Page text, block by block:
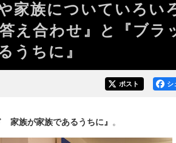
家族についていろい
え合わせ』と『ブラ
うちに』
シ
ポスト
家族が家族であるうちに』 。